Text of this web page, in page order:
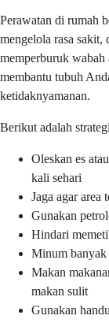
Perawatan di rumah
mengelola rasa
memperburuk wabah
membantu tubuh
ketidaknyamanan.
Berikut adalah
Oleskan es
kali sehari
Jaga agar area
Gunakan
Hindari
Minum banyak
Makan
makan sulit
Gunakan